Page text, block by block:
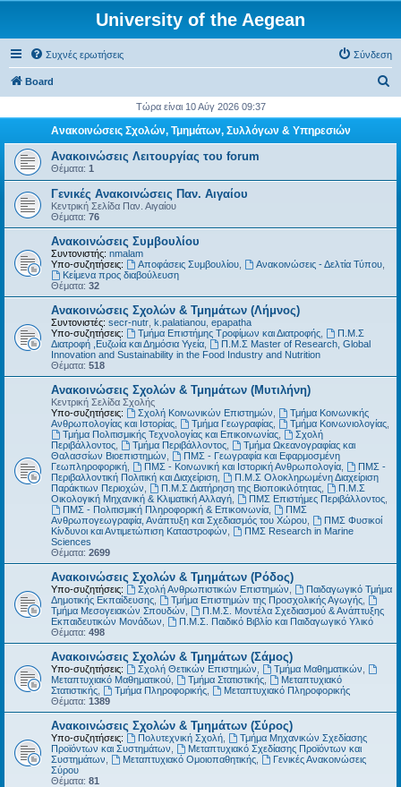
University of the Aegean
Συχνές ερωτήσεις Σύνδεση
Board
ζ
σ
Τώρα είναι 10 Αύγ 2026 09:37
Ανακοινώσεις Σχολών, Τμημάτων, Συλλόγων & Υπηρεσιών
Ανακοινώσεις Λειτουργίας του forum
Θέματα: 1
Γενικές Ανακοινώσεις Παν. Αιγαίου
Κεντρική Σελίδα Παν. Αιγαίου
Θέματα: 76
Ανακοινώσεις Συμβουλίου
Συντονιστής: nmalam
Υπο-συζητήσεις:
Αποφάσεις Συμβουλίου, Ανακοινώσεις - Δελτία Τύπου,
Kείμενα προς διαβούλευση
Θέματα: 32
Ανακοινώσεις Σχολών & Τμημάτων (Λήμνος)
Συντονιστές: secr-nutr k.palatianou epapatha
Υπο-συζητήσεις:
Τμήμα Επιστήμης Τροφίμων και Διατροφής,
Π.Μ.Σ
Διατροφή ,Ευζωία και Δημόσια Υγεία
Π.Μ.Σ Master of Research, Global
Innovation and Sustainability in the Food Industry and Nutrition
Θέματα: 518
Ανακοινώσεις Σχολών & Τμημάτων (Μυτιλήνη)
Κεντρική Σελίδα Σχολής
Υπο-συζητήσεις:
Σχολή Κοινωνικών Επιστημών
Τμήμα Κοινωνικής
Ανθρωπολογίας και Ιστορίας
Τμήμα Γεωγραφίας, Τμήμα Κοινωνιολογίας,
Τμήμα Πολιτισμικής Τεχνολογίας και Επικοινωνίας,
Σχολή
Περιβάλλοντος
Τμήμα Περιβάλλοντος,
Τμήμα Ωκεανογραφίας και
Θαλασσίων Βιοεπιστημών
ΠΜΣ - Γεωγραφία και Εφαρμοσμένη
Γεωπληροφορική
ΠΜΣ - Κοινωνική και Ιστορική Ανθρωπολογία,
ΠΜΣ -
Περιβαλλοντική Πολιτική και Διαχείριση
Π.Μ.Σ Ολοκληρωμένη Διαχείριση
Παράκτιων Περιοχών
Π.Μ.Σ Διατήρηση της Βιοποικιλότητας,
Π.Μ.Σ
Οικολογική Μηχανική & Κλιματική Αλλαγή
ΠΜΣ Επιστήμες Περιβάλλοντος,
ΠΜΣ - Πολιτισμική Πληροφορική & Επικοινωνία,
ΠΜΣ
Ανθρωπογεωγραφία, Ανάπτυξη και Σχεδιασμός του Χώρου
ΠΜΣ Φυσικοί
Κίνδυνοι και Αντιμετώπιση Καταστροφών
ΠΜΣ Research in Marine
Sciences
Θέματα: 2699
Ανακοινώσεις Σχολών & Τμημάτων (Ρόδος)
Υπο-συζητήσεις: Σχολή Ανθρωπιστικών Επιστημών
Παιδαγωγικό Τμήμα
Δημοτικής Εκπαίδευσης
Τμήμα Επιστημών της Προσχολικής Αγωγής,
Τμήμα Μεσογειακών Σπουδών
Π.Μ.Σ. Μοντέλα Σχεδιασμού & Ανάπτυξης
Εκπαιδευτικών Μονάδων
Π.Μ.Σ. Παιδικό Βιβλίο και Παιδαγωγικό Υλικό
Θέματα: 498
Ανακοινώσεις Σχολών & Τμημάτων (Σάμος)
Υπο-συζητήσεις: Σχολή Θετικών Επιστημών Τμήμα Μαθηματικών
Μεταπτυχιακό Μαθηματικού
Τμήμα Στατιστικής,
Μεταπτυχιακό
Στατιστικής
Τμήμα Πληροφορικής,
Μεταπτυχιακό Πληροφορικής
Θέματα: 1389
Ανακοινώσεις Σχολών & Τμημάτων (Σύρος)
Υπο-συζητήσεις: Πολυτεχνική Σχολή,
Τμήμα Μηχανικών Σχεδίασης
Προϊόντων και Συστημάτων
Μεταπτυχιακό Σχεδίασης Προϊόντων και
Συστημάτων
Μεταπτυχιακό Ομοιοπαθητικής,
Γενικές Ανακοινώσεις
Σύρου
Θέματα: 81